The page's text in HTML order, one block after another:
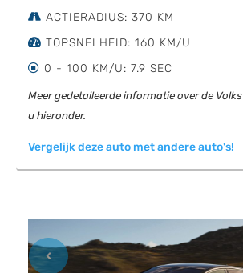
ACTIERADIUS: 370 KM
TOPSNELHEID: 160 KM/U
0 - 100 KM/U: 7.9 SEC
Meer gedetaileerde informatie over de
u hieronder.
Vergelijk deze auto met andere auto's!
Previous